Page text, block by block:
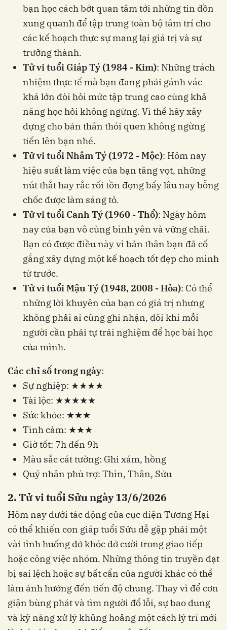
bạn học cách bớt quan tâm tới những tin đồn
xung quanh để tập trung toàn bộ tâm trí cho
các kế hoạch thực sự mang lại giá trị và sự
trưởng thành.
Tử vi tuổi Giáp Tý (1984 - Kim): Những trách
nhiệm thực tế mà bạn đang phải gánh vác
khá lớn đòi hỏi mức tập trung cao cùng khả
năng học hỏi không ngừng. Vì thế hãy xây
dựng cho bản thân thói quen không ngừng
tiến lên bạn nhé.
Tử vi tuổi Nhâm Tý (1972 - Mộc): Hôm nay
hiệu suất làm việc của bạn tăng vọt, những
nút thắt hay rắc rối tồn đọng bấy lâu nay bỗng
chốc được làm sáng tỏ.
Tử vi tuổi Canh Tý (1960 - Thổ): Ngày hôm
nay của bạn vô cùng bình yên và vững chãi.
Bạn có được điều này vì bản thân bạn đã cố
gắng xây dựng một kế hoạch tốt đẹp cho mình
từ trước.
Tử vi tuổi Mậu Tý (1948, 2008 - Hỏa): Có thể
những lời khuyên của bạn có giá trị nhưng
không phải ai cũng ghi nhận, đôi khi mỗi
người cần phải tự trải nghiệm để học bài học
của mình.
Các chỉ số trong ngày:
Sự nghiệp: ★★★★
Tài lộc: ★★★★★
Sức khỏe: ★★★
Tình cảm: ★★★
Giờ tốt: 7h đến 9h
Màu sắc cát tường: Ghi xám, hồng
Quý nhân phù trợ: Thìn, Thân, Sửu
2. Tử vi tuổi Sửu ngày 13/6/2026
Hôm nay dưới tác động của cục diện Tương Hại
có thể khiến con giáp tuổi Sửu dễ gặp phải một
vài tình huống dở khóc dở cười trong giao tiếp
hoặc công việc nhóm. Những thông tin truyền đạt
bị sai lệch hoặc sự bất cẩn của người khác có thể
làm ảnh hưởng đến tiến độ chung. Thay vì để cơn
giận bùng phát và tìm người đổ lỗi, sự bao dung
và kỹ năng xử lý khủng hoảng một cách lý trí mới